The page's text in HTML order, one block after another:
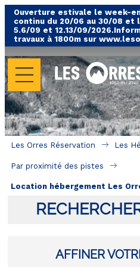
Ouverture estivale le week-
continu du 20/06 au 30/08 et
5.6/09 et 12.13/09/
travaux à 1800m sur
LES
Toutes
Hébergements
Par
Hôtels -
Les Orres Réservation Les
Par proximité des pistes
Location hébergement Les
AFFINER